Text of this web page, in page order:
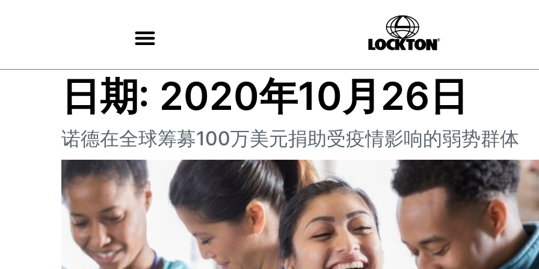
日期: 2020年10月26日
诺德在全球筹募100万美元捐助受疫情影响的弱势群体